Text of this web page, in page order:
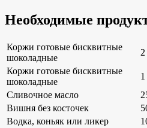
Необходимые
Коржи готовые бисквитные
шоколадные
Коржи готовые бисквитные
шоколадные
Сливочное масло
Вишня без косточек
Водка, коньяк или ликер